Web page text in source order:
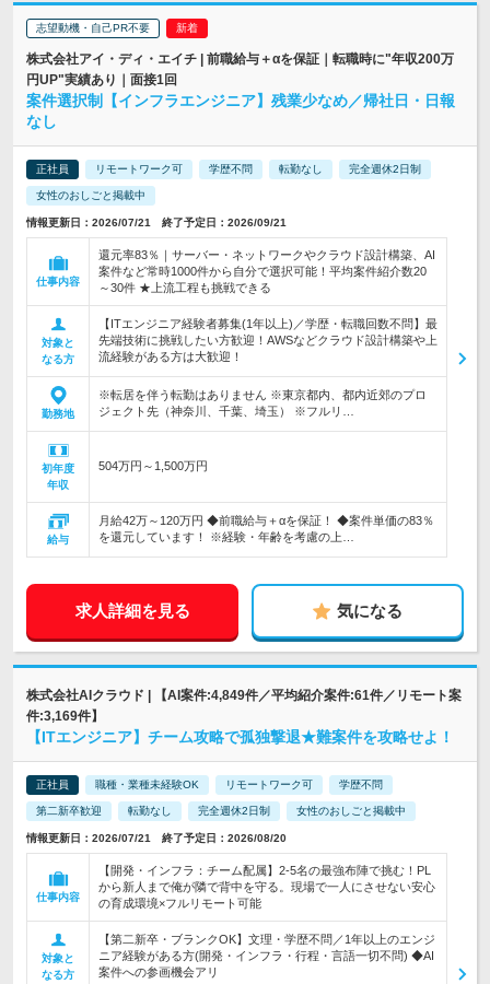
志望動機・自己PR不要
株式会社アイ・ディ・エイチ | 前職給与＋αを保証｜転職時に"年収200万
円UP"実績あり｜面接1回
案件選択制【インフラエンジニア】残業少なめ／帰社日・日報
なし
正社員 リモートワーク可 学歴不問 転勤なし 完全週休2日制
女性のおしごと掲載中
情報更新日：2026/07/21 終了予定日：2026/09/21
仕事内容
還元率83％｜サーバー・ネットワークやクラウド設計構築、AI
案件など常時1000件から自分で選択可能！平均案件紹介数20
～30件 ★上流工程も挑戦できる
対象と
なる方
【ITエンジニア経験者募集(1年以上)／学歴・転職回数不問】最
先端技術に挑戦したい方歓迎！AWSなどクラウド設計構築や上
流経験がある方は大歓迎！
勤務地
※転居を伴う転勤はありません ※東京都内、都内近郊のプロ
ジェクト先（神奈川、千葉、埼玉） ※フルリ…
初年度
年収
504万円～1,500万円
給与
月給42万～120万円 ◆前職給与＋αを保証！ ◆案件単価の83％
を還元しています！ ※経験・年齢を考慮の上…
求人詳細を見る 気になる
株式会社AIクラウド | 【AI案件:4,849件／平均紹介案件:61件／リモート案
件:3,169件】
【ITエンジニア】チーム攻略で孤独撃退★難案件を攻略せよ！
正社員 職種・業種未経験OK リモートワーク可 学歴不問
第二新卒歓迎 転勤なし 完全週休2日制 女性のおしごと掲載中
情報更新日：2026/07/21 終了予定日：2026/08/20
仕事内容
【開発・インフラ：チーム配属】2-5名の最強布陣で挑む！PL
から新人まで俺が隣で背中を守る。現場で一人にさせない安心
の育成環境×フルリモート可能
対象と
なる方
【第二新卒・ブランクOK】文理・学歴不問／1年以上のエンジ
ニア経験がある方(開発・インフラ・行程・言語一切不問) ◆AI
案件への参画機会アリ